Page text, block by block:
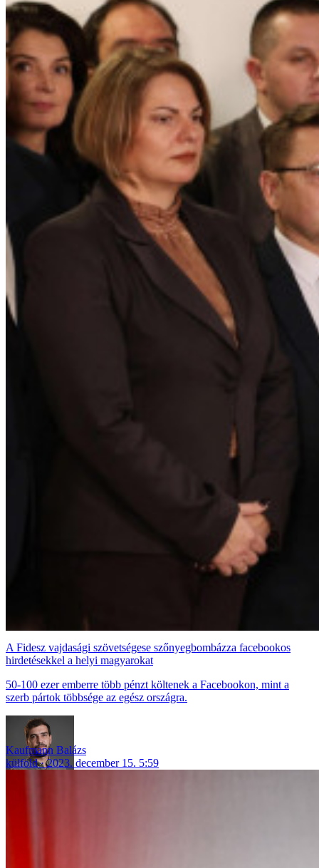
A Fidesz vajdasági szövetségese szőnyegbombázza facebookos
hirdetésekkel a helyi magyarokat
50-100 ezer emberre több pénzt költenek a Facebookon, mint a
szerb pártok többsége az egész országra.
Kaufmann Balázs
külföld
2023. december 15. 5:59